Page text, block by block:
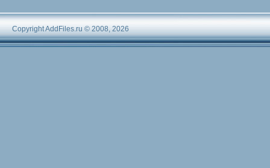
Copyright AddFiles.ru © 2008, 2026